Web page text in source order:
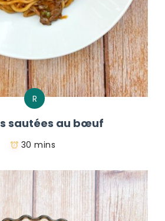
R
sautées au bœuf
30 mins